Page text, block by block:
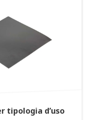
tipologia d’uso